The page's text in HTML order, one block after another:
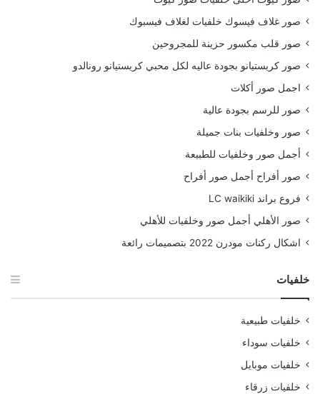
صور غلاف فيسوك خلفيات لغلاف فيسبوك
صور قلب مكسور حزينة للمجروحين
صور كريستيانو بجودة عاليه لكل محبي كريستيانو رونالدو
اجمل صور أكلات
صور للرسم بجودة عالية
صور وخلفيات بنات جميلة
أجمل صور وخلفيات للطبيعة
صور أفراح أجمل صور أفراح
فروع براند LC waikiki
صور الأهلي أجمل صور وخلفيات للأهلي
اشكال ركنات مودرن 2022 بتصميمات رائعة
خلفيات
خلفيات طبيعية
خلفيات سوداء
خلفيات موبايل
خلفيات زرقاء